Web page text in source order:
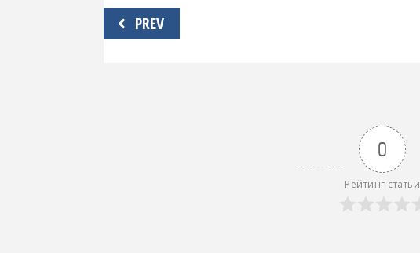
Навигация
по
PREV
0
Рейтинг статьи